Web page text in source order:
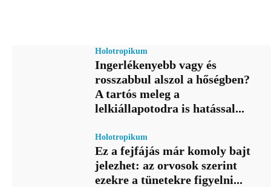
Holotropikum
Ingerlékenyebb vagy és
rosszabbul alszol a hőségben?
A tartós meleg a
lelkiállapotodra is hatással...
Holotropikum
Ez a fejfájás már komoly bajt
jelezhet: az orvosok szerint
ezekre a tünetekre figyelni...